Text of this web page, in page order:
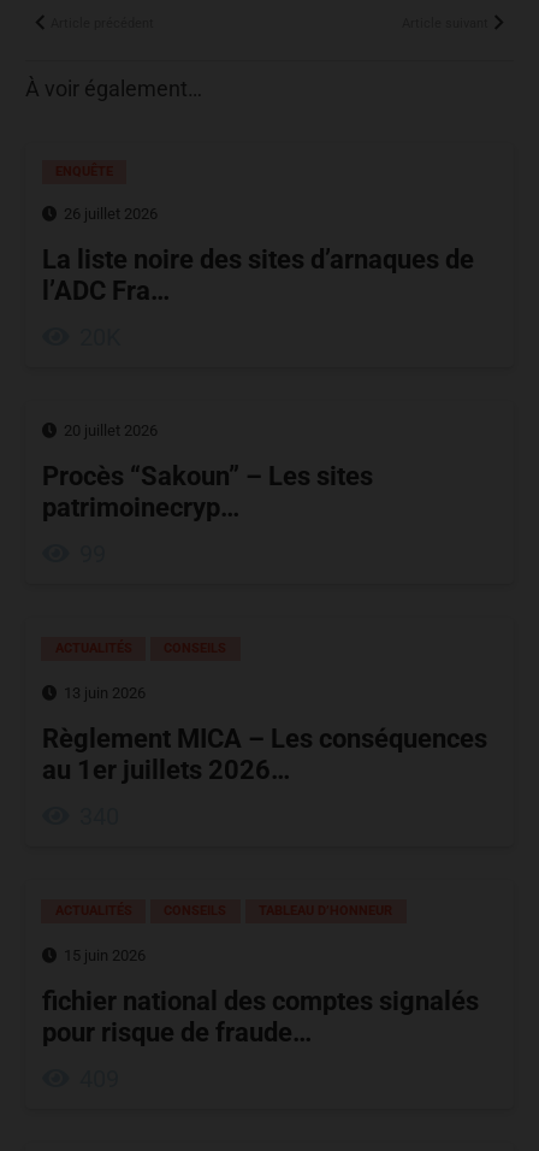
À voir également…
26 juillet 2026
La liste noire des sites d’arnaques de
l’ADC Fra…
20 juillet 2026
Procès “Sakoun” – Les sites
patrimoinecryp…
13 juin 2026
Règlement MICA – Les conséquences
au 1er juillets 2026…
15 juin 2026
fichier national des comptes signalés
pour risque de fraude…